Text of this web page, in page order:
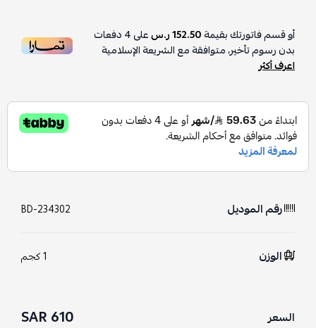
أو قسم فاتورتك بقيمة152.50 ر.س على4دفعات
بدون رسوم تأخير، متوافقة مع الشريعة الإسلامية
اعرف أكثر
رقم الموديل BD-234302
الوزن 1 كجم
السعر 610 SAR